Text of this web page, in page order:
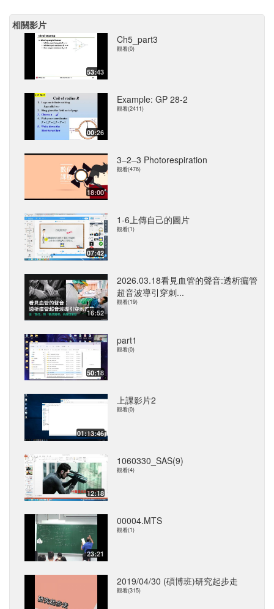
相關影片
53:43
Ch5_part3
觀看(0)
00:26
Example: GP 28-2
觀看(2411)
18:00
3–2–3 Photorespiration
觀看(476)
07:42
1-6上傳自己的圖片
觀看(1)
16:52
2026.03.18看見血管的聲音:透析瘺管
超音波導引穿刺...
觀看(19)
50:18
part1
觀看(0)
01:13:46
上課影片2
觀看(0)
12:18
1060330_SAS(9)
觀看(4)
23:21
00004.MTS
觀看(1)
2019/04/30 (碩博班)研究起步走
觀看(315)